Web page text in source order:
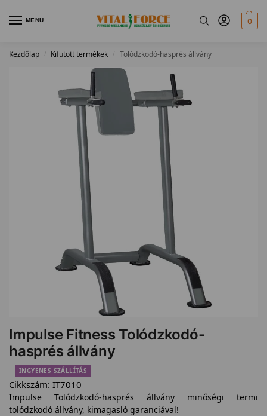
MENÜ 0
Kezdőlap / Kifutott termékek / Tolódzkodó-hasprés állvány
Impulse Fitness Tolódzkodó-
hasprés állvány
INGYENES SZÁLLÍTÁS
Cikkszám: IT7010
Impulse Tolódzkodó-hasprés állvány minőségi termi
tolódzkodó állvány, kimagasló garanciával!